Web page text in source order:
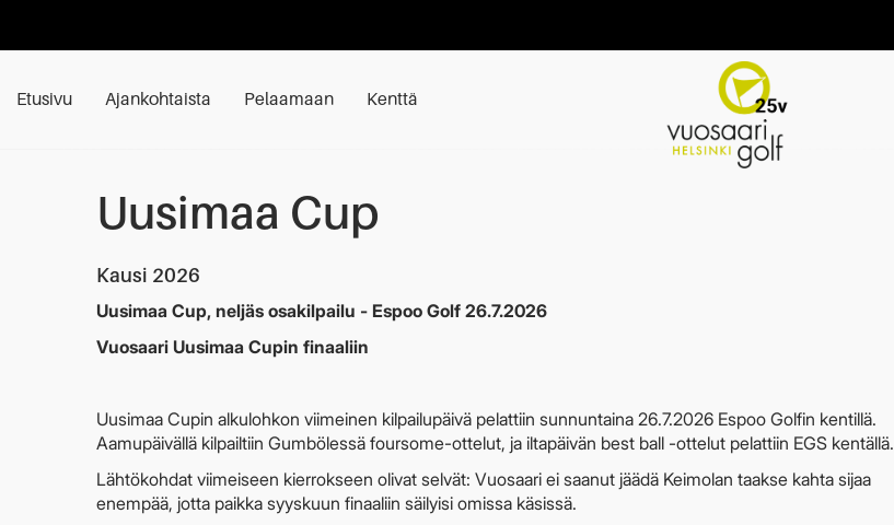
Etusivu Ajankohtaista Pelaamaan Kenttä
Uusimaa Cup
Kausi 2026
Uusimaa Cup, neljäs osakilpailu - Espoo Golf 26.7.2026
Vuosaari Uusimaa Cupin finaaliin
Uusimaa Cupin alkulohkon viimeinen kilpailupäivä pelattiin sunnuntaina 26.7.2026 Espoo Golfin kentillä.
Aamupäivällä kilpailtiin Gumbölessä foursome-ottelut, ja iltapäivän best ball -ottelut pelattiin EGS kentällä.
Lähtökohdat viimeiseen kierrokseen olivat selvät: Vuosaari ei saanut jäädä Keimolan taakse kahta sijaa
enempää, jotta paikka syyskuun finaaliin säilyisi omissa käsissä.